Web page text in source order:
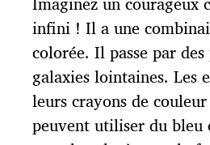
p
u
b
l
i
c
a
infini ! Il a une
colorée. Il passe par
galaxies lointaines.
leurs crayons de
peuvent utiliser du